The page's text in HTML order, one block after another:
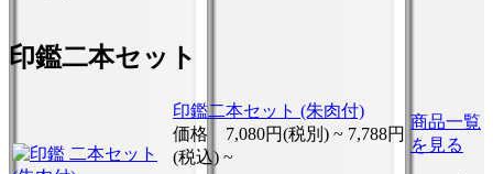
印鑑二本セット
印鑑二本セット (朱肉付)
価格 7,080円(税別) ~ 7,788円
(税込) ~
商品一覧
を見る